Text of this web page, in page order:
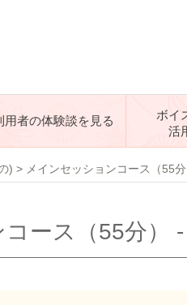
用者の体験談を見る
ボイ
活
) > メインセッションコース（55分
ース（55分）